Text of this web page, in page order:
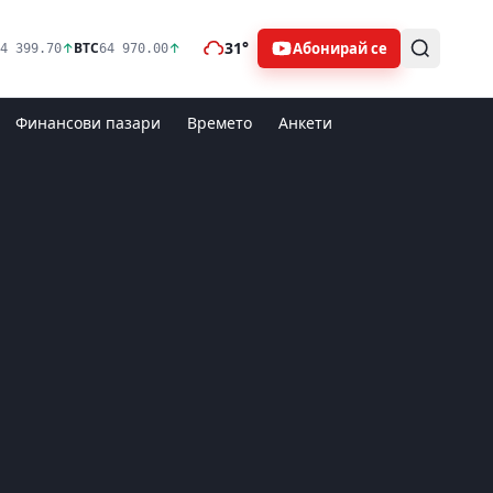
4 399.70↑BTC64 970.00↑ 31° Абонирай се
Финансови пазари Времето Анкети